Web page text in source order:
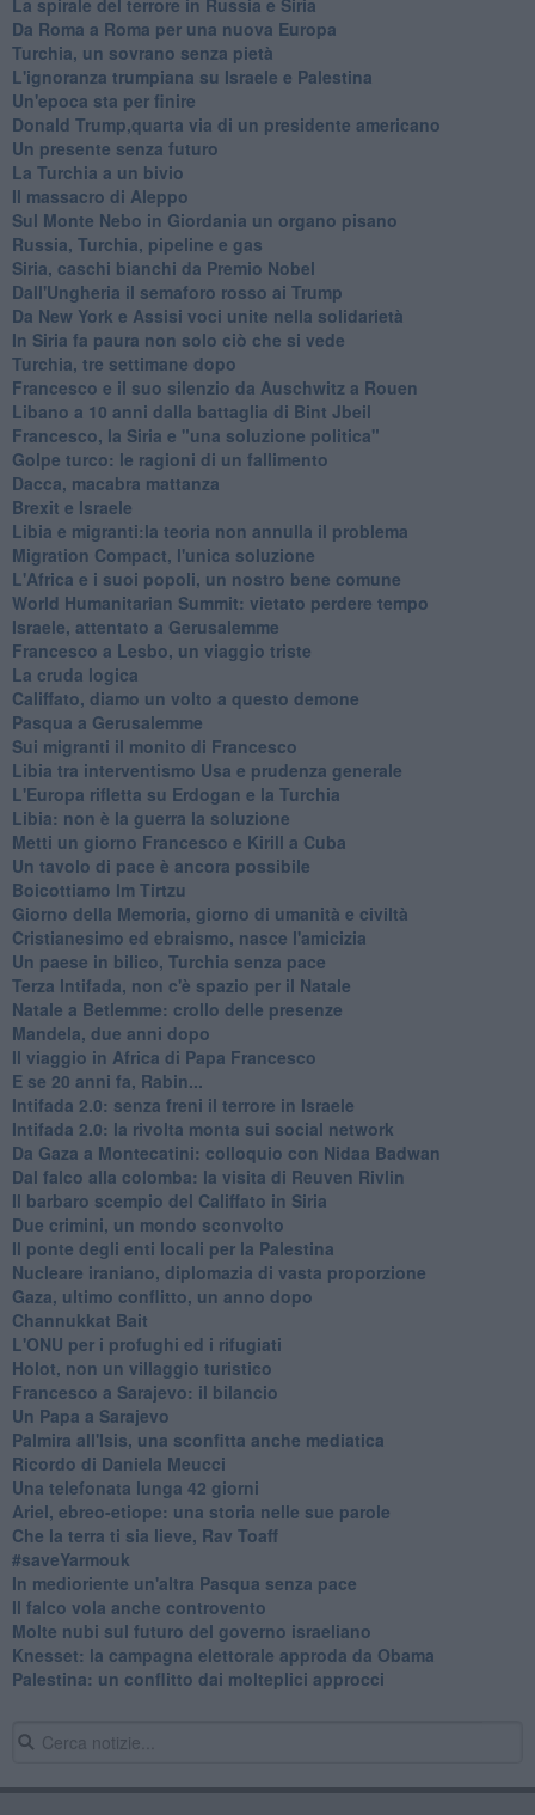
Da Roma a Roma per una nuova Europa
Turchia, un sovrano senza pietà
L'ignoranza trumpiana su Israele e Palestina
Un'epoca sta per finire
Donald Trump,quarta via di un presidente americano
Un presente senza futuro
La Turchia a un bivio
Il massacro di Aleppo
Sul Monte Nebo in Giordania un organo pisano
Russia, Turchia, pipeline e gas
Siria, caschi bianchi da Premio Nobel
Dall'Ungheria il semaforo rosso ai Trump
Da New York e Assisi voci unite nella solidarietà
In Siria fa paura non solo ciò che si vede
Turchia, tre settimane dopo
Francesco e il suo silenzio da Auschwitz a Rouen
Libano a 10 anni dalla battaglia di Bint Jbeil
Francesco, la Siria e "una soluzione politica"
Golpe turco: le ragioni di un fallimento
Dacca, macabra mattanza
Brexit e Israele
Libia e migranti:la teoria non annulla il problema
Migration Compact, l'unica soluzione
L'Africa e i suoi popoli, un nostro bene comune
World Humanitarian Summit: vietato perdere tempo
Israele, attentato a Gerusalemme
Francesco a Lesbo, un viaggio triste
La cruda logica
Califfato, diamo un volto a questo demone
Pasqua a Gerusalemme
Sui migranti il monito di Francesco
Libia tra interventismo Usa e prudenza generale
L'Europa rifletta su Erdogan e la Turchia
Libia: non è la guerra la soluzione
Metti un giorno Francesco e Kirill a Cuba
Un tavolo di pace è ancora possibile
Boicottiamo Im Tirtzu
Giorno della Memoria, giorno di umanità e civiltà
Cristianesimo ed ebraismo, nasce l'amicizia
Un paese in bilico, Turchia senza pace
Terza Intifada, non c'è spazio per il Natale
Natale a Betlemme: crollo delle presenze
Mandela, due anni dopo
Il viaggio in Africa di Papa Francesco
E se 20 anni fa, Rabin...
Intifada 2.0: senza freni il terrore in Israele
Intifada 2.0: la rivolta monta sui social network
Da Gaza a Montecatini: colloquio con Nidaa Badwan
Dal falco alla colomba: la visita di Reuven Rivlin
Il barbaro scempio del Califfato in Siria
Due crimini, un mondo sconvolto
Il ponte degli enti locali per la Palestina
Nucleare iraniano, diplomazia di vasta proporzione
Gaza, ultimo conflitto, un anno dopo
Channukkat Bait
L'ONU per i profughi ed i rifugiati
Holot, non un villaggio turistico
Francesco a Sarajevo: il bilancio
Un Papa a Sarajevo
Palmira all'Isis, una sconfitta anche mediatica
Ricordo di Daniela Meucci
​Una telefonata lunga 42 giorni
​Ariel, ebreo-etiope: una storia nelle sue parole
Che la terra ti sia lieve, Rav Toaff
​#saveYarmouk
​In medioriente un'altra Pasqua senza pace
​Il falco vola anche controvento
Molte nubi sul futuro del governo israeliano
Knesset: la campagna elettorale approda da Obama
Palestina: un conflitto dai molteplici approcci